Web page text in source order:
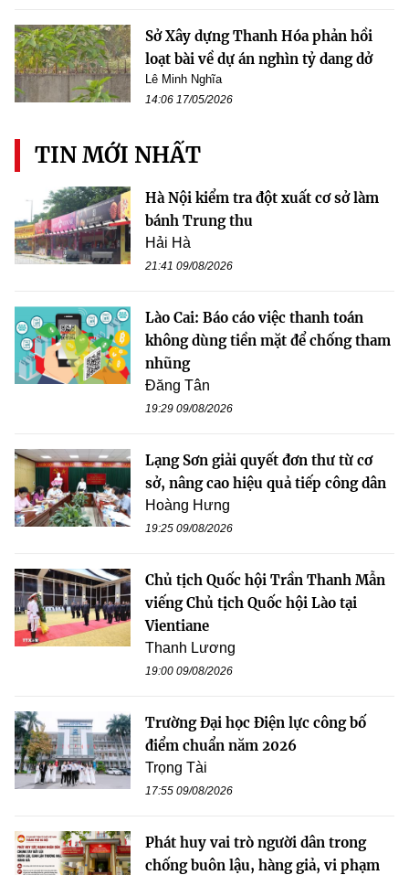
Sở Xây dựng Thanh Hóa phản hồi
loạt bài về dự án nghìn tỷ dang dở
Lê Minh Nghĩa
14:06 17/05/2026
TIN MỚI NHẤT
Hà Nội kiểm tra đột xuất cơ sở làm
bánh Trung thu
Hải Hà
21:41 09/08/2026
Lào Cai: Báo cáo việc thanh toán
không dùng tiền mặt để chống tham
nhũng
Đăng Tân
19:29 09/08/2026
Lạng Sơn giải quyết đơn thư từ cơ
sở, nâng cao hiệu quả tiếp công dân
Hoàng Hưng
19:25 09/08/2026
Chủ tịch Quốc hội Trần Thanh Mẫn
viếng Chủ tịch Quốc hội Lào tại
Vientiane
Thanh Lương
19:00 09/08/2026
Trường Đại học Điện lực công bố
điểm chuẩn năm 2026
Trọng Tài
17:55 09/08/2026
Phát huy vai trò người dân trong
chống buôn lậu, hàng giả, vi phạm